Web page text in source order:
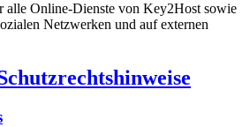
alle Online-Dienste von Key2Host sowie
Netzwerken und auf externen